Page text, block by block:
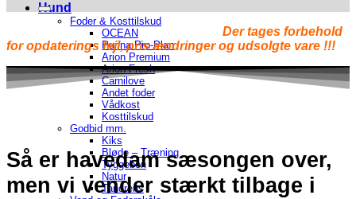
Hund
Foder & Kosttilskud
OCEAN
Purina Pro-Plan
Arion Premium
Arion Fresh
Carnilove
Andet foder
Vådkost
Kosttilskud
Godbid mm.
Kiks
Bløde – Træning
Tyggeben
Natur
Tandrens
Der tages forbehold
for opdaterings fejl, pris ændringer og udsolgte vare !!!
Så er havedam sæsongen over,
men vi vender stærkt tilbage i